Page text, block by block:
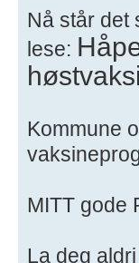
Nå står det
lese:
Kommune
MITT gode
La deg